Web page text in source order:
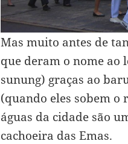
Mas muito antes de
que deram o nome ao
sunung) graças ao
(quando eles sobem o
águas da cidade são
cachoeira das Emas.